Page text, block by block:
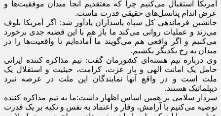
آمریکا استقبال می‌کنیم چرا که معتقدیم آنجا میدان موفقیت‌ها و
عرض اندام پتانسل‌های حقیقی قدرت ماست.
جانشین فرماندهی کل سپاه پاسداران یادآور شد: اگر آمریکا بلوف
می‌زند و عملیات روانی می‌کند ما باز هم با این قضیه جدی برخورد
می‌کنیم و اگر واقعی هم می‌گویند ما آماده‌ایم تا واقعیت‌ها را در
میدان به رخ یکدیگر بکشیم.
وی درباره تیم هسته‌ای کشورمان گفت: تیم مذاکره کننده ایرانی
حامل یک امانت الهی و بار عزت، کرامت، حیثیت و استقلال یک
ملت است و در واقع آنها نمایندگان این ملت در عرصه نبرد
دیپلماتیک هستند.
سردار سلامی بر همین اساس اظهار داشت:‌ما به تیم مذاکره کننده
توصیه می‌کنیم با آرامش، وقار و اعتماد به نفس و تکیه بر یک قدرت